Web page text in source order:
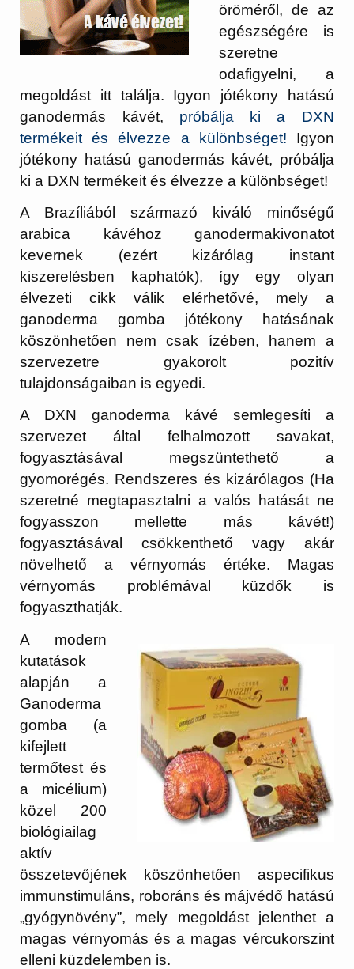
öröméről, de az
egészségére is
szeretne
odafigyelni, a
megoldást itt találja. Igyon jótékony hatású
ganodermás kávét, próbálja ki a DXN
termékeit és élvezze a különbséget! Igyon
jótékony hatású ganodermás kávét, próbálja
ki a DXN termékeit és élvezze a különbséget!
A Brazíliából származó kiváló minőségű
arabica kávéhoz ganodermakivonatot
kevernek (ezért kizárólag instant
kiszerelésben kaphatók), így egy olyan
élvezeti cikk válik elérhetővé, mely a
ganoderma gomba jótékony hatásának
köszönhetően nem csak ízében, hanem a
szervezetre gyakorolt pozitív
tulajdonságaiban is egyedi.
A DXN ganoderma kávé semlegesíti a
szervezet által felhalmozott savakat,
fogyasztásával megszüntethető a
gyomorégés. Rendszeres és kizárólagos (Ha
szeretné megtapasztalni a valós hatását ne
fogyasszon mellette más kávét!)
fogyasztásával csökkenthető vagy akár
növelhető a vérnyomás értéke. Magas
vérnyomás problémával küzdők is
fogyaszthatják.
A modern
kutatások
alapján a
Ganoderma
gomba (a
kifejlett
termőtest és
a micélium)
közel 200
biológiailag
aktív
összetevőjének köszönhetően aspecifikus
immunstimuláns, roboráns és májvédő hatású
„gyógynövény”, mely megoldást jelenthet a
magas vérnyomás és a magas vércukorszint
elleni küzdelemben is.